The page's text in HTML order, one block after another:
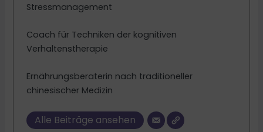
Stressmanagement
Coach für Techniken der kognitiven
Verhaltenstherapie
Ernährungsberaterin nach traditioneller
chinesischer Medizin
Alle Beiträge ansehen